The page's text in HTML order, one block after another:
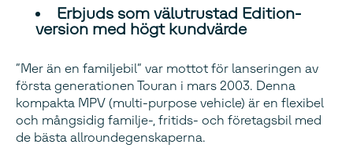
Erbjuds som välutrustad Edition-
version med högt kundvärde
”Mer än en familjebil” var mottot för lanseringen av
första generationen Touran i mars 2003. Denna
kompakta MPV (multi-purpose vehicle) är en flexibel
och mångsidig familje-, fritids- och företagsbil med
de bästa allroundegenskaperna.